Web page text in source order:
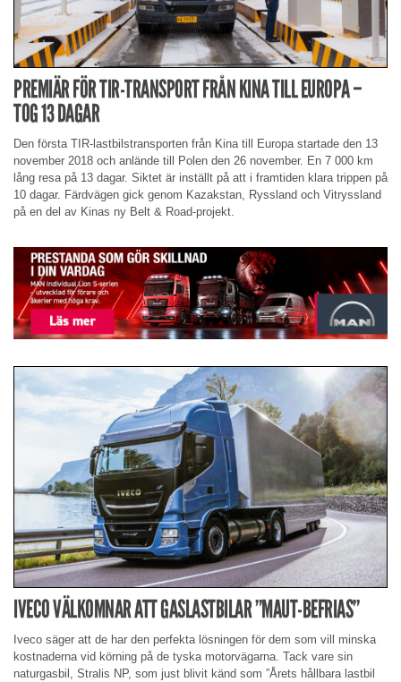
PREMIÄR FÖR TIR-TRANSPORT FRÅN KINA TILL EUROPA –
TOG 13 DAGAR
Den första TIR-lastbilstransporten från Kina till Europa startade den 13
november 2018 och anlände till Polen den 26 november. En 7 000 km
lång resa på 13 dagar. Siktet är inställt på att i framtiden klara trippen på
10 dagar. Färdvägen gick genom Kazakstan, Ryssland och Vitryssland
på en del av Kinas ny Belt & Road-projekt.
IVECO VÄLKOMNAR ATT GASLASTBILAR ”MAUT-BEFRIAS”
Iveco säger att de har den perfekta lösningen för dem som vill minska
kostnaderna vid körning på de tyska motorvägarna. Tack vare sin
naturgasbil, Stralis NP, som just blivit känd som ”Årets hållbara lastbil